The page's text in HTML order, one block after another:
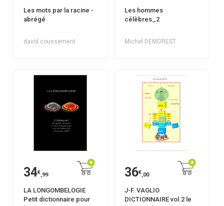
Les mots par la racine -
abrégé
david coussement
Les hommes
célèbres_2
Michel DEMOREST
34€,99
LA LONGOMBELOGIE
Petit dictionnaire pour
36€,00
J-F. VAGLIO
DICTIONNAIRE vol.2 le